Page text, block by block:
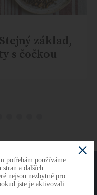
základ,
s čočkou
KONTAKTY
potřebám používáme
stran a dalších
nejsou nezbytné pro
jste je aktivovali.